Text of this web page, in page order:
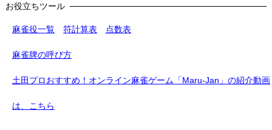
お役立ちツール
麻雀役一覧 符計算表 点数表
麻雀牌の呼び方
土田プロおすすめ！オンライン麻雀ゲーム「Maru-Jan」の紹介動画
は、こちら